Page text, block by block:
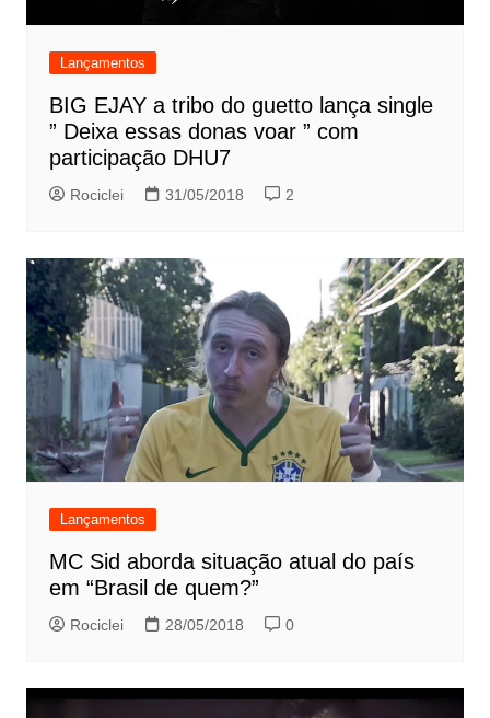
Lançamentos
BIG EJAY a tribo do guetto lança single
” Deixa essas donas voar ” com
participação DHU7
Rociclei 31/05/2018 2
Lançamentos
MC Sid aborda situação atual do país
em “Brasil de quem?”
Rociclei 28/05/2018 0